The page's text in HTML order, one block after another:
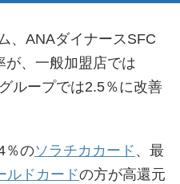
、ANAダイナースSFC
が、一般加盟店では
ループでは2.5％に改善
％のソラチカカード 、最
ルドカードの方が高還元